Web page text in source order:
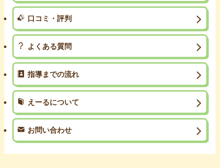
口コミ・評判
よくある質問
指導までの流れ
えーるについて
お問い合わせ